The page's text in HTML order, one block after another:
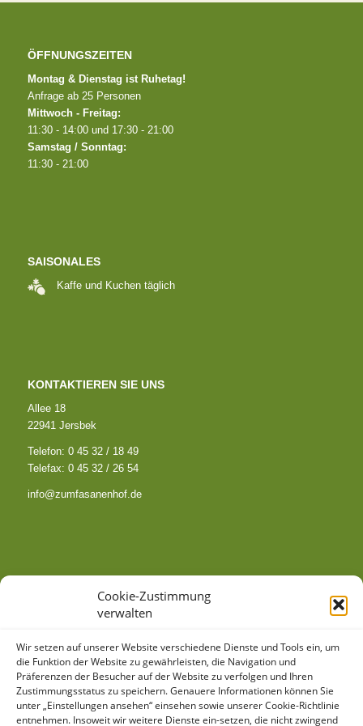
Cookie-Zustimmung
verwalten
Wir setzen auf unserer Website verschiedene Dienste und Tools ein, um
die Funktion der Website zu gewährleisten, die Navigation und
Präferenzen der Besucher auf der Website zu verfolgen und Ihren
Zustimmungsstatus zu speichern. Genauere Informationen können Sie
unter „Einstellungen ansehen“ einsehen sowie unserer Cookie-Richtlinie
entnehmen. Insoweit wir weitere Dienste ein-setzen, die nicht zwingend
ÖFFNUNGSZEITEN
Montag & Dienstag ist Ruhetag!
Anfrage ab 25 Personen
Mittwoch - Freitag:
11:30 - 14:00 und 17:30 - 21:00
Samstag / Sonntag:
11:30 - 21:00
SAISONALES
Kaffe und Kuchen täglich
KONTAKTIEREN SIE UNS
Allee 18
22941 Jersbek
Telefon: 0 45 32 / 18 49
Telefax: 0 45 32 / 26 54
info@zumfasanenhof.de
SO FINDEN SIE ZU UNS
Klicke hier, um Marketing-Cookies zu